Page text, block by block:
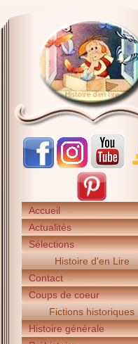
Accueil
Actualités
Sélections
Histoire d'en Lire
Contact
Coups de coeur
Fictions historiques
Histoire générale